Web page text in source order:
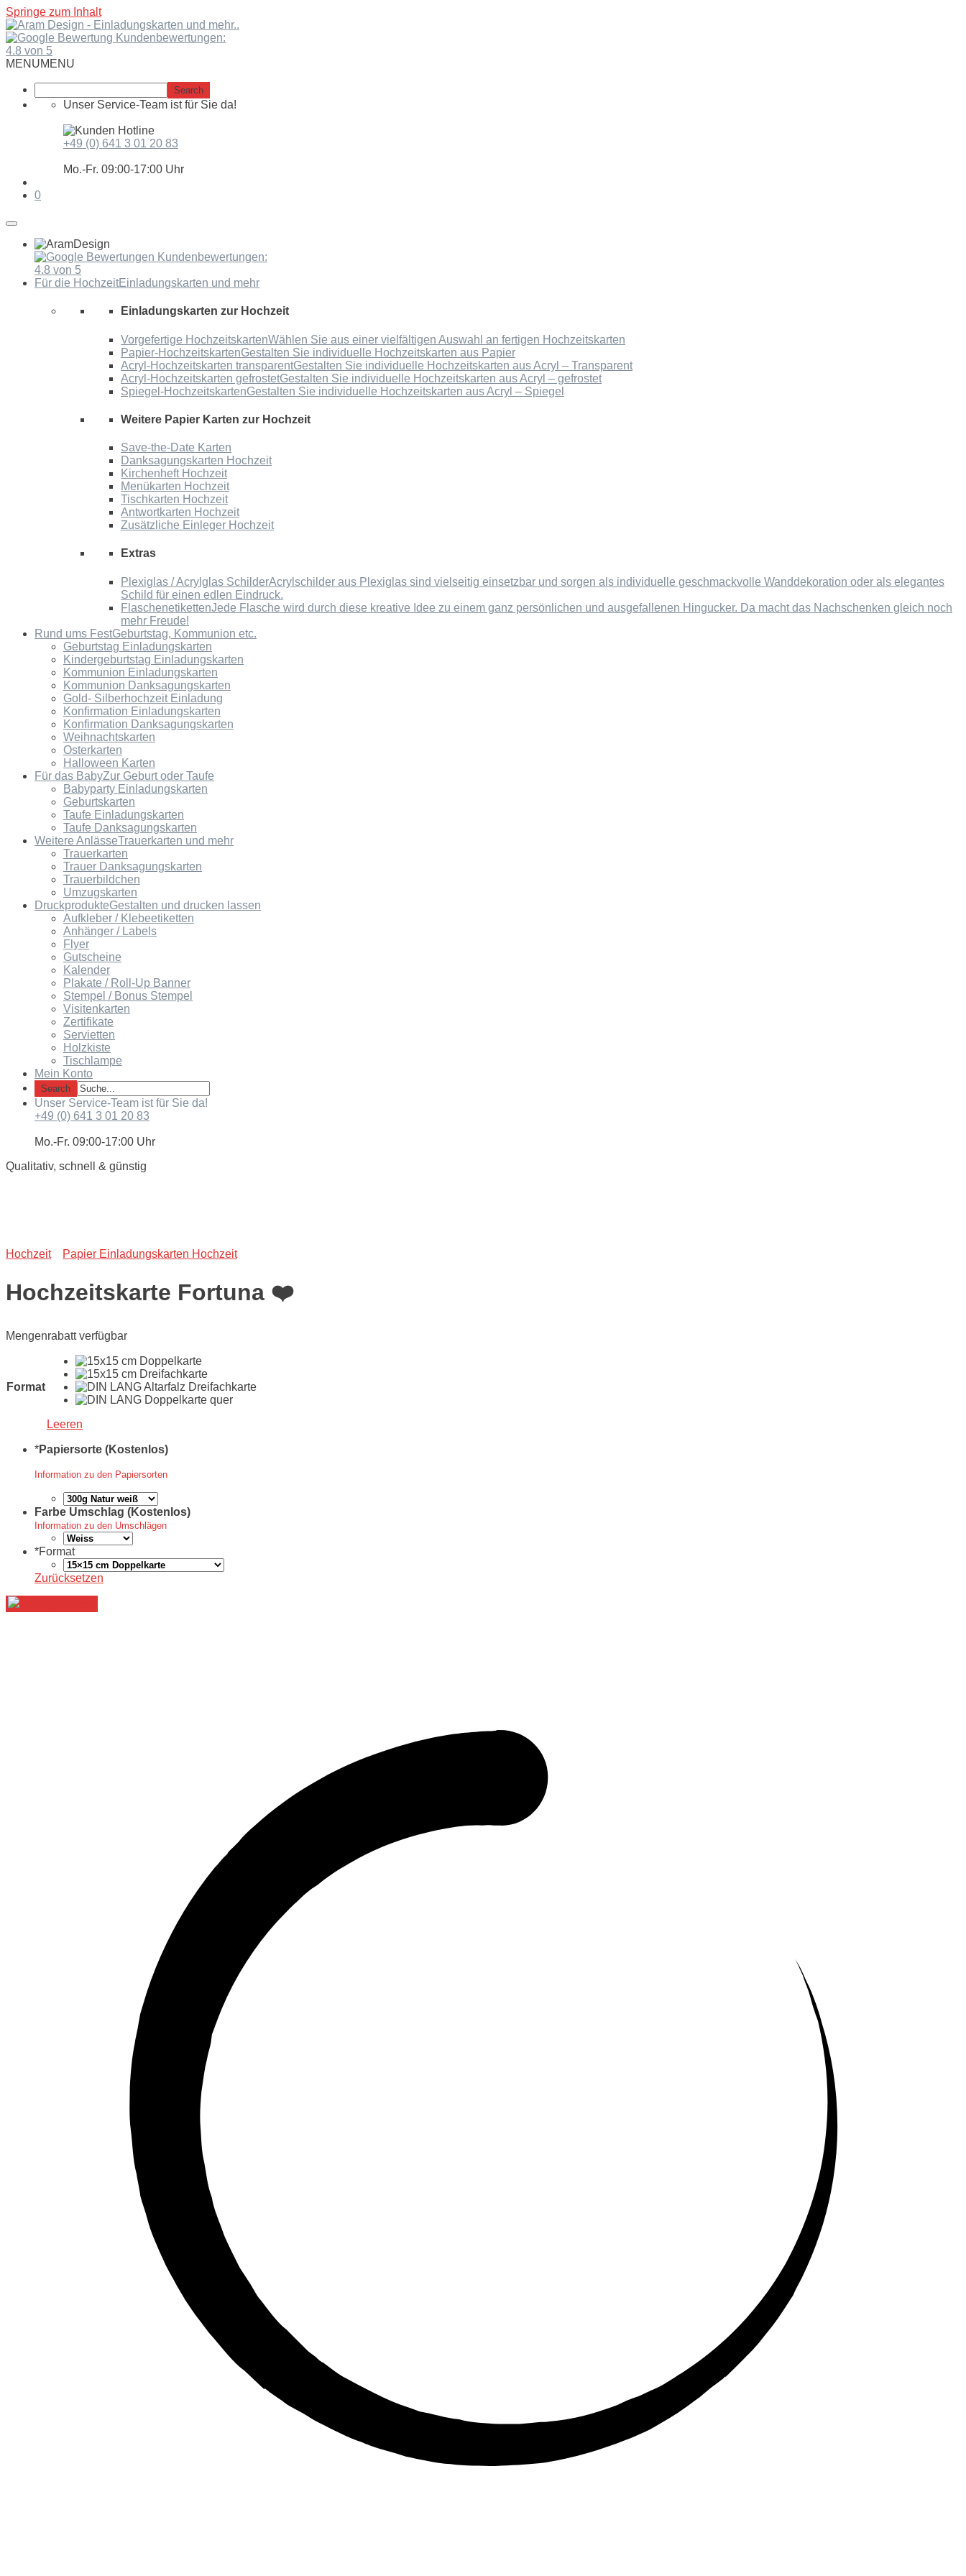
Springe zum Inhalt
Kundenbewertungen:
4.8 von 5
MENUMENU
Unser Service-Team ist für Sie da!
+49 (0) 641 3 01 20 83
Mo.-Fr. 09:00-17:00 Uhr
0
Kundenbewertungen:
4.8 von 5
Für die HochzeitEinladungskarten und mehr
Einladungskarten zur Hochzeit
Vorgefertige HochzeitskartenWählen Sie aus einer vielfältigen Auswahl an fertigen Hochzeitskarten
Papier-HochzeitskartenGestalten Sie individuelle Hochzeitskarten aus Papier
Acryl-Hochzeitskarten transparentGestalten Sie individuelle Hochzeitskarten aus Acryl – Transparent
Acryl-Hochzeitskarten gefrostetGestalten Sie individuelle Hochzeitskarten aus Acryl – gefrostet
Spiegel-HochzeitskartenGestalten Sie individuelle Hochzeitskarten aus Acryl – Spiegel
Weitere Papier Karten zur Hochzeit
Save-the-Date Karten
Danksagungskarten Hochzeit
Kirchenheft Hochzeit
Menükarten Hochzeit
Tischkarten Hochzeit
Antwortkarten Hochzeit
Zusätzliche Einleger Hochzeit
Extras
Plexiglas / Acrylglas SchilderAcrylschilder aus Plexiglas sind vielseitig einsetzbar und sorgen als individuelle geschmackvolle Wanddekoration oder als elegantes
Schild für einen edlen Eindruck.
FlaschenetikettenJede Flasche wird durch diese kreative Idee zu einem ganz persönlichen und ausgefallenen Hingucker. Da macht das Nachschenken gleich noch
mehr Freude!
Rund ums FestGeburtstag, Kommunion etc.
Geburtstag Einladungskarten
Kindergeburtstag Einladungskarten
Kommunion Einladungskarten
Kommunion Danksagungskarten
Gold- Silberhochzeit Einladung
Konfirmation Einladungskarten
Konfirmation Danksagungskarten
Weihnachtskarten
Osterkarten
Halloween Karten
Für das BabyZur Geburt oder Taufe
Babyparty Einladungskarten
Geburtskarten
Taufe Einladungskarten
Taufe Danksagungskarten
Weitere AnlässeTrauerkarten und mehr
Trauerkarten
Trauer Danksagungskarten
Trauerbildchen
Umzugskarten
DruckprodukteGestalten und drucken lassen
Aufkleber / Klebeetiketten
Anhänger / Labels
Flyer
Gutscheine
Kalender
Plakate / Roll-Up Banner
Stempel / Bonus Stempel
Visitenkarten
Zertifikate
Servietten
Holzkiste
Tischlampe
Mein Konto
Unser Service-Team ist für Sie da!
+49 (0) 641 3 01 20 83
Mo.-Fr. 09:00-17:00 Uhr
Qualitativ, schnell & günstig
Hochzeit Papier Einladungskarten Hochzeit
Hochzeitskarte Fortuna ❤️
Mengenrabatt verfügbar
Format
Leeren
*Papiersorte (Kostenlos)
Information zu den Papiersorten
Farbe Umschlag (Kostenlos)
Information zu den Umschlägen
*Format
Zurücksetzen